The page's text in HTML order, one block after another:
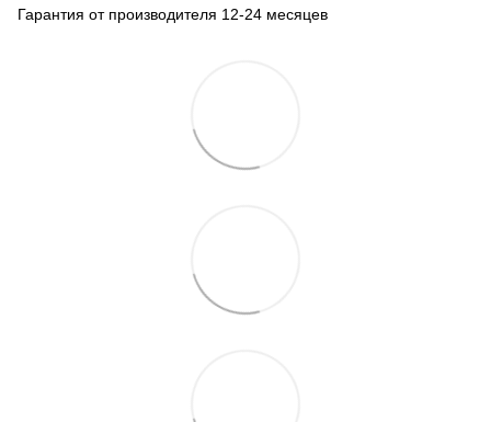
Гарантия от производителя 12-24 месяцев